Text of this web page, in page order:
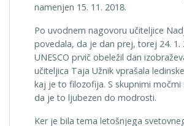
namenjen 15. 11. 2018.
Po uvodnem nagovoru učiteljice
povedala, da je dan prej, torej 24. 1.
UNESCO prvič obeležil dan
učiteljica Taja Užnik vprašala
kaj je to filozofija. S skupnimi močmi
da je to ljubezen do modrosti.
Ker je bila tema letošnjega